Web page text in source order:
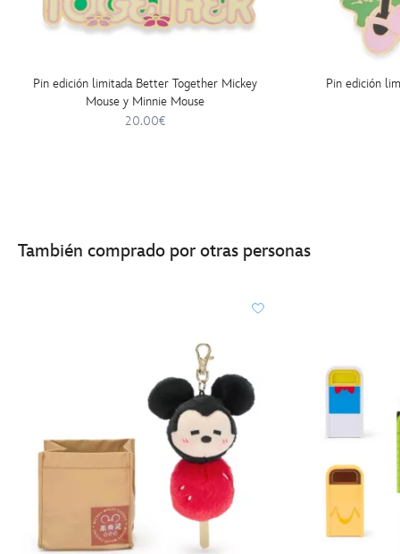
Pin edición limitada Better Together Mickey
Mouse y Minnie Mouse
20.00€
Pin edición
También comprado por otras personas